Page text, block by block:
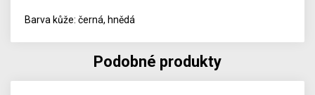
Barva kůže: černá, hnědá
Podobné produkty